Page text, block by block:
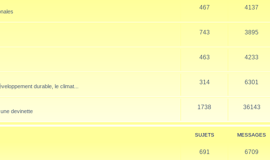
467 4137
743 3895
463 4233
durable, le climat...
314 6301
devinette
1738 36143
SUJETS MESSAGES
691 6709